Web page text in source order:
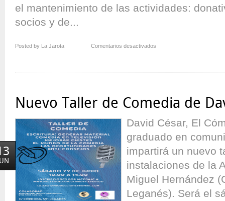
el mantenimiento de las actividades:
socios y de...
Posted by La Jarota Comentarios desactivados
Cuentista
de
Nuevo Taller de Comedia de
David César, El
graduado en
impartirá un nuevo
instalaciones de la
Miguel Hernández
Leganés). Será el